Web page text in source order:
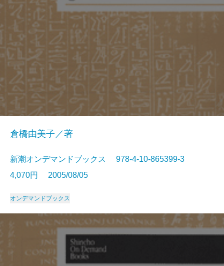
倉橋由美子／著
新潮オンデマンドブックス 978-4-10-865399-3
4,070円 2005/08/05
オンデマンドブックス